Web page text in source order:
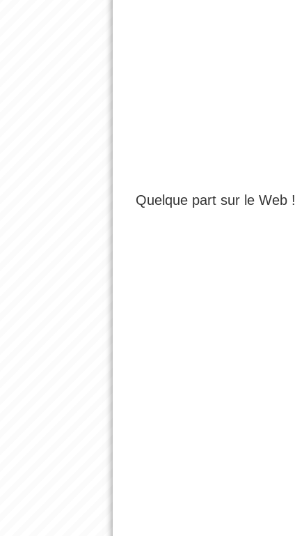
Quelque part sur le Web !